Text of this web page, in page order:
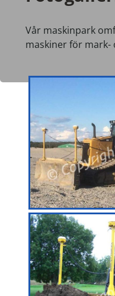
Vår maskinpark
maskiner för mark-